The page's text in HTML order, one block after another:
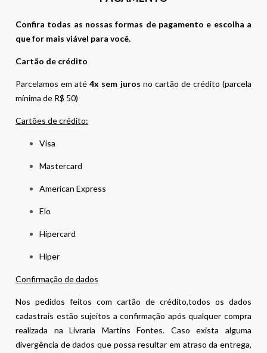
Confira todas as nossas formas de pagamento e escolha a
que for mais viável para você.
Cartão de crédito
Parcelamos em até4x sem juros no cartão de crédito (parcela
mínima de R$ 50)
Cartões de crédito:
Visa
Mastercard
American Express
Elo
Hipercard
Hiper
Confirmação de dados
Nos pedidos feitos com cartão de crédito,todos os dados
cadastrais estão sujeitos a confirmação após qualquer compra
realizada na Livraria Martins Fontes. Caso exista alguma
divergência de dados que possa resultar em atraso da entrega,